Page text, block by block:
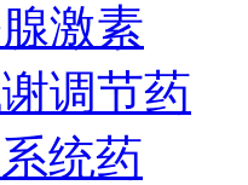
激素
调节药
统药